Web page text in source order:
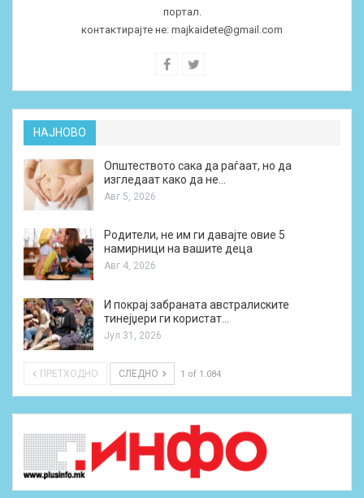
портал.
контактирајте не: majkaidete@gmail.com
НАЈНОВО
Општеството сака да раѓаат, но да
изгледаат како да не…
Авг 5, 2026
Родители, не им ги давајте овие 5
намирници на вашите деца
Авг 4, 2026
И покрај забраната австралиските
тинејџери ги користат…
Јул 31, 2026
ПРЕТХОДНО СЛЕДНО 1 of 1.084